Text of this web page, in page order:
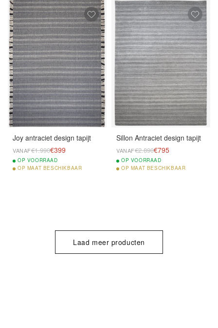
Joy antraciet design tapijt
VANAF€1.990€399
OP VOORRAAD
OP MAAT BESCHIKBAAR
Sillon Antraciet design tapijt
VANAF€2.890€795
OP VOORRAAD
OP MAAT BESCHIKBAAR
Laad meer producten